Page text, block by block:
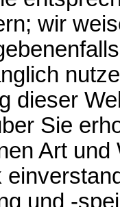
wir
dieser
Sie
Art
und -